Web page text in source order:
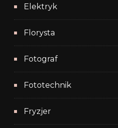
Elektryk
Florysta
Fotograf
Fototechnik
Fryzjer